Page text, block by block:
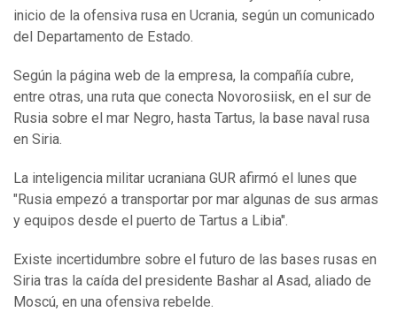
inicio de la ofensiva rusa en Ucrania, según un comunicado
del Departamento de Estado.
Según la página web de la empresa, la compañía cubre,
entre otras, una ruta que conecta Novorosiisk, en el sur de
Rusia sobre el mar Negro, hasta Tartus, la base naval rusa
en Siria.
La inteligencia militar ucraniana GUR afirmó el lunes que
"Rusia empezó a transportar por mar algunas de sus armas
y equipos desde el puerto de Tartus a Libia".
Existe incertidumbre sobre el futuro de las bases rusas en
Siria tras la caída del presidente Bashar al Asad, aliado de
Moscú, en una ofensiva rebelde.